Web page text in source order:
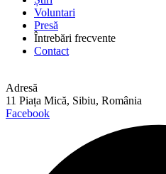
Voluntari
Presă
Întrebări frecvente
Contact
Adresă
11 Piața Mică, Sibiu, România
Facebook